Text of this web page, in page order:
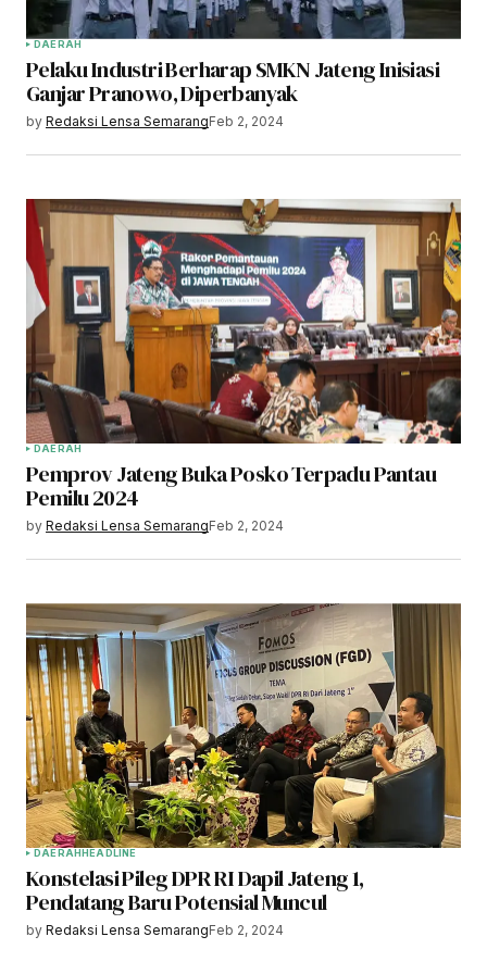
DAERAH
Pelaku Industri Berharap SMKN Jateng Inisiasi
Ganjar Pranowo, Diperbanyak
by Redaksi Lensa SemarangFeb 2, 2024
DAERAH
Pemprov Jateng Buka Posko Terpadu Pantau
Pemilu 2024
by Redaksi Lensa SemarangFeb 2, 2024
DAERAHHEADLINE
Konstelasi Pileg DPR RI Dapil Jateng 1,
Pendatang Baru Potensial Muncul
by Redaksi Lensa SemarangFeb 2, 2024